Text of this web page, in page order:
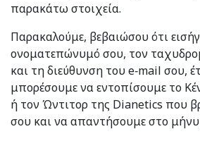
παρακάτω στοιχεία.
Παρακαλούμε, βεβαιώσου ότι
ονοματεπώνυμό σου, τον
και τη διεύθυνση του e‑mail σου,
μπορέσουμε να εντοπίσουμε το
ή τον Ώντιτορ της Dianetics που
σου και να απαντήσουμε στο